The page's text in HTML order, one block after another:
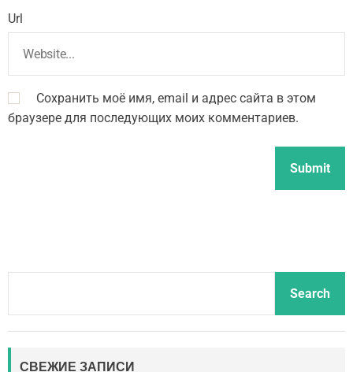
Url
Сохранить моё имя, email и адрес сайта в этом
браузере для последующих моих комментариев.
a
Search
СВЕЖИЕ ЗАПИСИ